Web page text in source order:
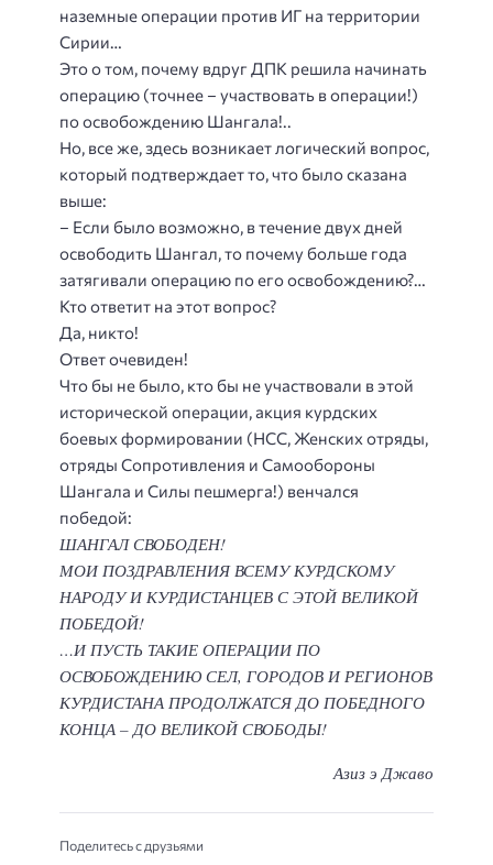
наземные операции против ИГ на территории
Сирии…
Это о том, почему вдруг ДПК решила начинать
операцию (точнее – участвовать в операции!)
по освобождению Шангала!..
Но, все же, здесь возникает логический вопрос,
который подтверждает то, что было сказана
выше:
– Если было возможно, в течение двух дней
освободить Шангал, то почему больше года
затягивали операцию по его освобождению?…
Кто ответит на этот вопрос?
Да, никто!
Ответ очевиден!
Что бы не было, кто бы не участвовали в этой
исторической операции, акция курдских
боевых формировании (НСС, Женских отряды,
отряды Сопротивления и Самообороны
Шангала и Силы пешмерга!) венчался
победой:
ШАНГАЛ СВОБОДЕН!
МОИ ПОЗДРАВЛЕНИЯ ВСЕМУ КУРДСКОМУ
НАРОДУ И КУРДИСТАНЦЕВ С ЭТОЙ ВЕЛИКОЙ
ПОБЕДОЙ!
…И ПУСТЬ ТАКИЕ ОПЕРАЦИИ ПО
ОСВОБОЖДЕНИЮ СЕЛ, ГОРОДОВ И РЕГИОНОВ
КУРДИСТАНА ПРОДОЛЖАТСЯ ДО ПОБЕДНОГО
КОНЦА – ДО ВЕЛИКОЙ СВОБОДЫ!
Азиз э Джаво
Поделитесь с друзьями